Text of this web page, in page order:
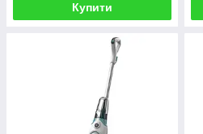
Купити